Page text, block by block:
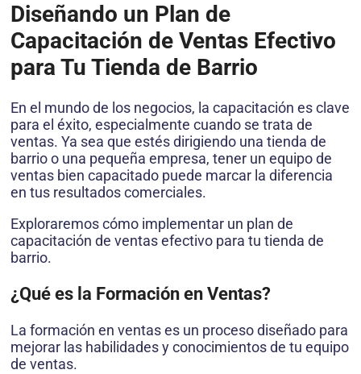
Diseñando un Plan de
Capacitación de Ventas Efectivo
para Tu Tienda de Barrio
En el mundo de los negocios, la capacitación es clave
para el éxito, especialmente cuando se trata de
ventas. Ya sea que estés dirigiendo una tienda de
barrio o una pequeña empresa, tener un equipo de
ventas bien capacitado puede marcar la diferencia
en tus resultados comerciales.
Exploraremos cómo implementar un plan de
capacitación de ventas efectivo para tu tienda de
barrio.
¿Qué es la Formación en Ventas?
La formación en ventas es un proceso diseñado para
mejorar las habilidades y conocimientos de tu equipo
de ventas.